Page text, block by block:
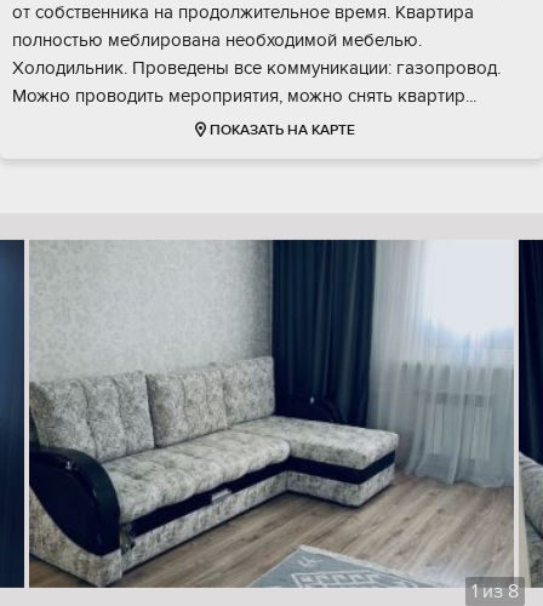
от собственника на продолжительное время. Квартира
полностью меблирована необходимой мебелью.
Холодильник. Проведены все коммуникации: газопровод.
Можно проводить мероприятия, можно снять квартир...
ПОКАЗАТЬ НА КАРТЕ
1из8